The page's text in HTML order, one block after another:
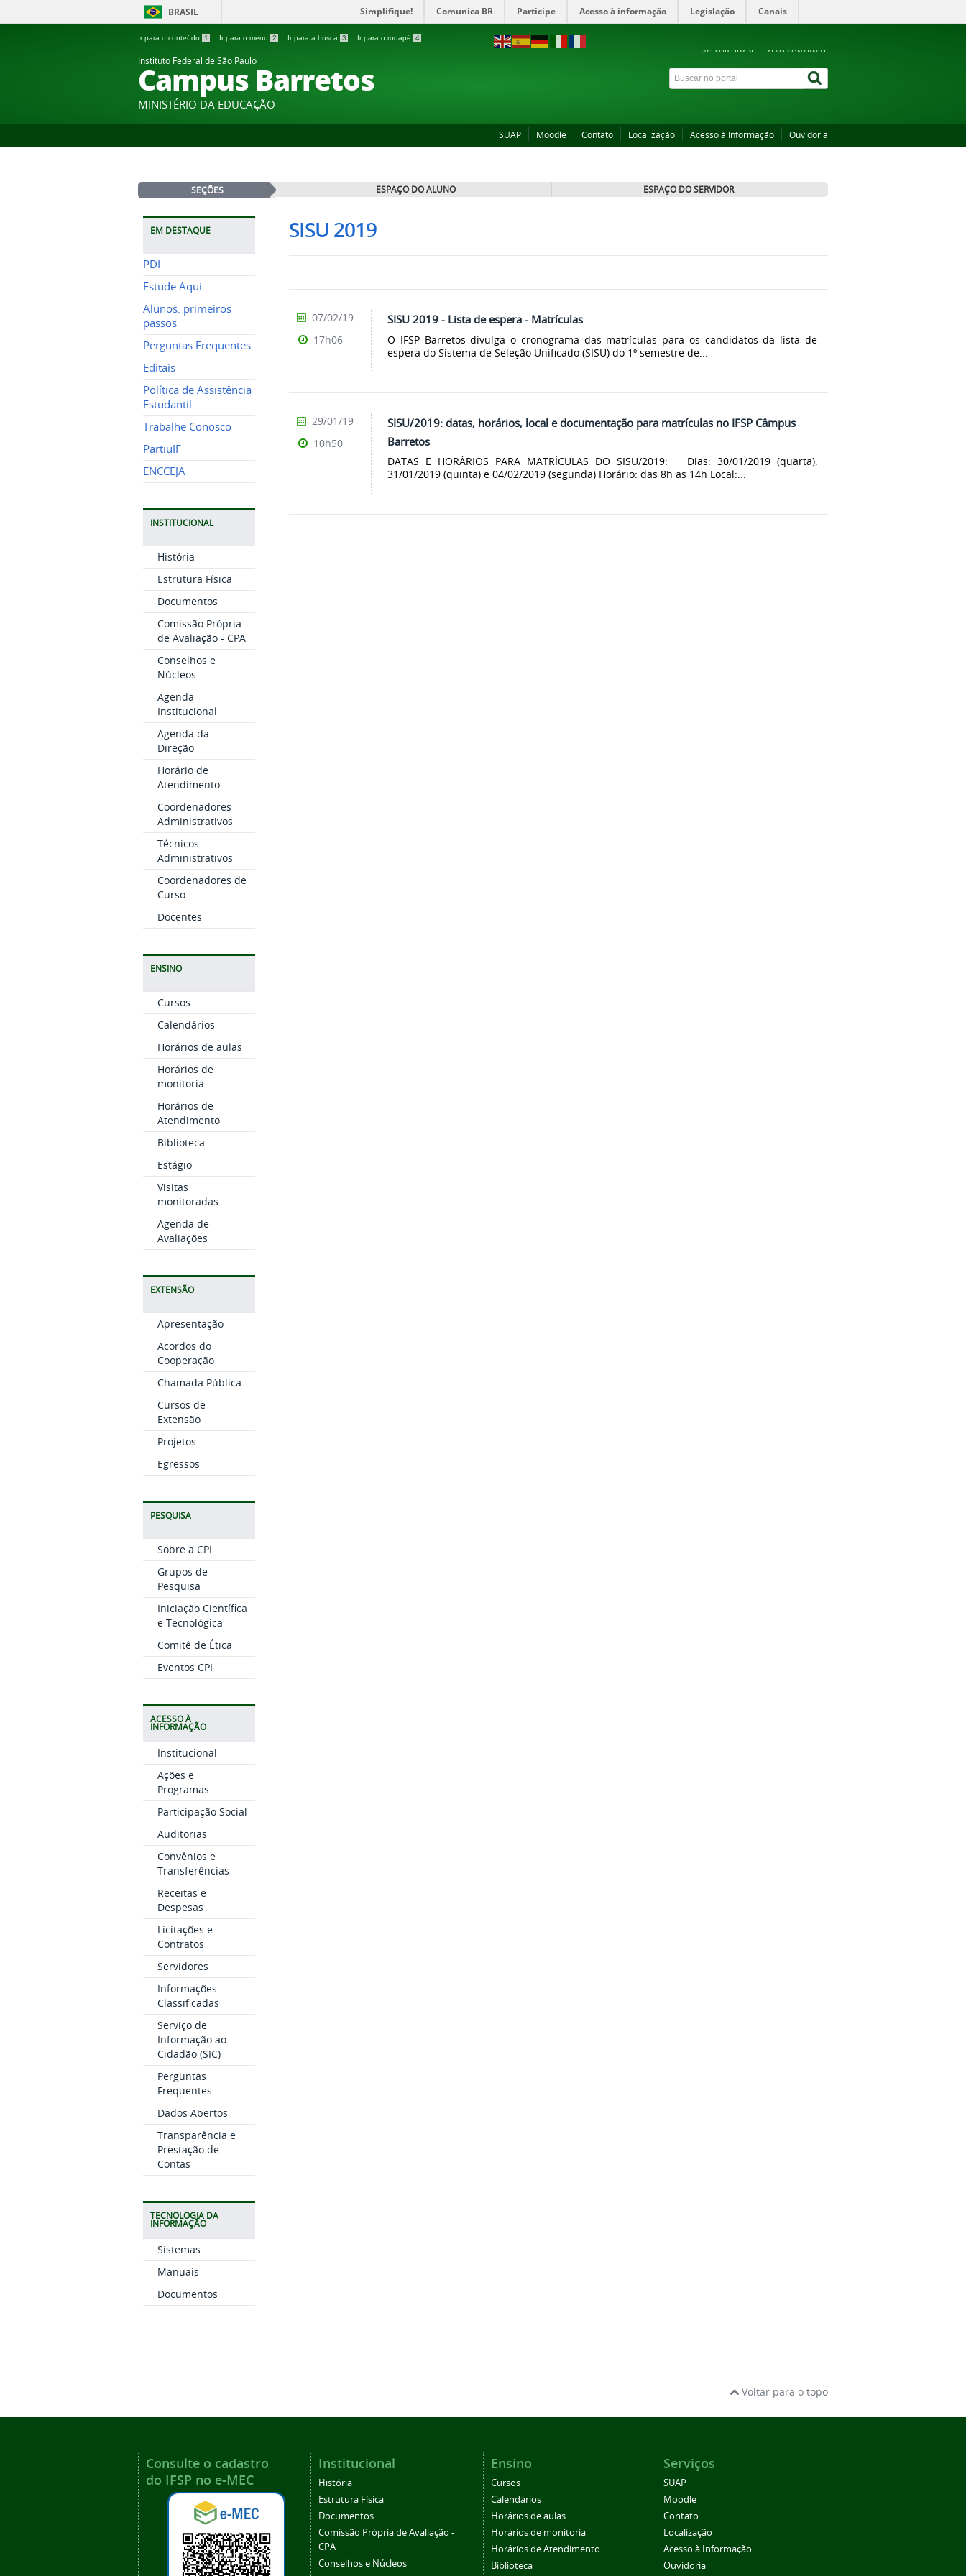
BRASIL Simplifique! Comunica BR Participe Acesso à informação Legislação Canais
Ir para o conteúdo 1 Ir para o menu 2 Ir para a busca 3 Ir para o rodapé 4
ACESSIBILIDADE ALTO CONTRASTE
Instituto Federal de São Paulo
Campus Barretos
MINISTÉRIO DA EDUCAÇÃO
SUAP Moodle Contato Localização Acesso à Informação Ouvidoria
SEÇÕES ESPAÇO DO ALUNO ESPAÇO DO SERVIDOR
EM DESTAQUE
PDI
Estude Aqui
Alunos: primeiros
passos
Perguntas Frequentes
Editais
Política de Assistência
Estudantil
Trabalhe Conosco
PartiuIF
ENCCEJA
INSTITUCIONAL
História
Estrutura Física
Documentos
Comissão Própria
de Avaliação - CPA
Conselhos e
Núcleos
Agenda
Institucional
Agenda da
Direção
Horário de
Atendimento
Coordenadores
Administrativos
Técnicos
Administrativos
Coordenadores de
Curso
Docentes
ENSINO
Cursos
Calendários
Horários de aulas
Horários de
monitoria
Horários de
Atendimento
Biblioteca
Estágio
Visitas
monitoradas
Agenda de
Avaliações
EXTENSÃO
Apresentação
Acordos do
Cooperação
Chamada Pública
Cursos de
Extensão
Projetos
Egressos
PESQUISA
Sobre a CPI
Grupos de
Pesquisa
Iniciação Científica
e Tecnológica
Comitê de Ética
Eventos CPI
ACESSO À
INFORMAÇÃO
Institucional
Ações e
Programas
Participação Social
Auditorias
Convênios e
Transferências
Receitas e
Despesas
Licitações e
Contratos
Servidores
Informações
Classificadas
Serviço de
Informação ao
Cidadão (SIC)
Perguntas
Frequentes
Dados Abertos
Transparência e
Prestação de
Contas
TECNOLOGIA DA
INFORMAÇÃO
Sistemas
Manuais
Documentos
SISU 2019
SISU 2019 - Lista de espera - Matrículas
O IFSP Barretos divulga o cronograma das matrículas para os candidatos da lista de
espera do Sistema de Seleção Unificado (SISU) do 1º semestre de...
07/02/19
17h06
SISU/2019: datas, horários, local e documentação para matrículas no IFSP Câmpus
Barretos
DATAS E HORÁRIOS PARA MATRÍCULAS DO SISU/2019: Dias: 30/01/2019 (quarta),
31/01/2019 (quinta) e 04/02/2019 (segunda) Horário: das 8h as 14h Local:...
29/01/19
10h50
Voltar para o topo
Consulte o cadastro
do IFSP no e-MEC
Institucional
História
Estrutura Física
Documentos
Comissão Própria de Avaliação -
CPA
Conselhos e Núcleos
Ensino
Cursos
Calendários
Horários de aulas
Horários de monitoria
Horários de Atendimento
Biblioteca
Serviços
SUAP
Moodle
Contato
Localização
Acesso à Informação
Ouvidoria